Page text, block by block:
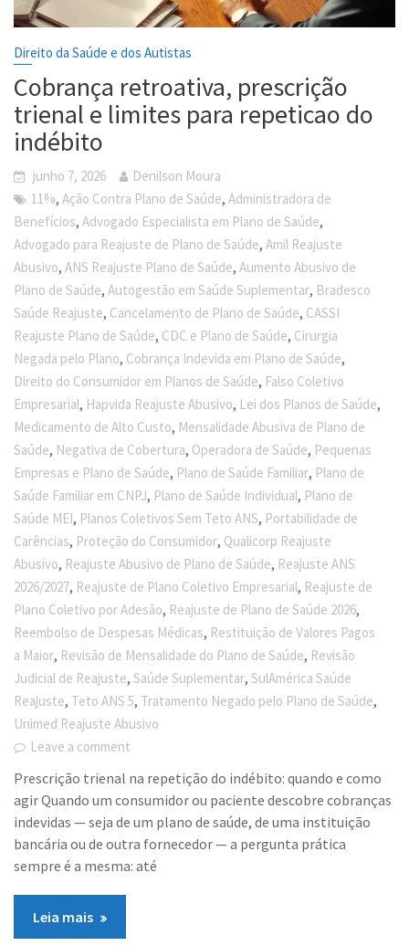
Direito da Saúde e dos Autistas
Cobrança retroativa, prescrição
trienal e limites para repeticao do
indébito
junho 7, 2026
Denilson Moura
11%,Ação Contra Plano de Saúde,Administradora de
Benefícios,Advogado Especialista em Plano de Saúde,
Advogado para Reajuste de Plano de Saúde,Amil Reajuste
Abusivo,ANS Reajuste Plano de Saúde,Aumento Abusivo de
Plano de Saúde,Autogestão em Saúde Suplementar, Bradesco
Saúde Reajuste, Cancelamento de Plano de Saúde, CASSI
Reajuste Plano de Saúde, CDC e Plano de Saúde, Cirurgia
Negada pelo Plano, Cobrança Indevida em Plano de Saúde,
Direito do Consumidor em Planos de Saúde, Falso Coletivo
Empresarial, Hapvida Reajuste Abusivo, Lei dos Planos de Saúde,
Medicamento de Alto Custo, Mensalidade Abusiva de Plano de
Saúde, Negativa de Cobertura, Operadora de Saúde, Pequenas
Empresas e Plano de Saúde, Plano de Saúde Familiar, Plano de
Saúde Familiar em CNPJ, Plano de Saúde Individual, Plano de
Saúde MEI, Planos Coletivos Sem Teto ANS, Portabilidade de
Carências, Proteção do Consumidor, Qualicorp Reajuste
Abusivo, Reajuste Abusivo de Plano de Saúde, Reajuste ANS
2026/2027, Reajuste de Plano Coletivo Empresarial, Reajuste de
Plano Coletivo por Adesão, Reajuste de Plano de Saúde 2026,
Reembolso de Despesas Médicas, Restituição de Valores Pagos
a Maior, Revisão de Mensalidade do Plano de Saúde, Revisão
Judicial de Reajuste,Saúde Suplementar,SulAmérica Saúde
Reajuste, Teto ANS 5, Tratamento Negado pelo Plano de Saúde,
Unimed Reajuste Abusivo
Leave a comment
Prescrição trienal na repetição do indébito: quando e como
agir Quando um consumidor ou paciente descobre cobranças
indevidas — seja de um plano de saúde, de uma instituição
bancária ou de outra fornecedor — a pergunta prática
sempre é a mesma: até
Leia mais